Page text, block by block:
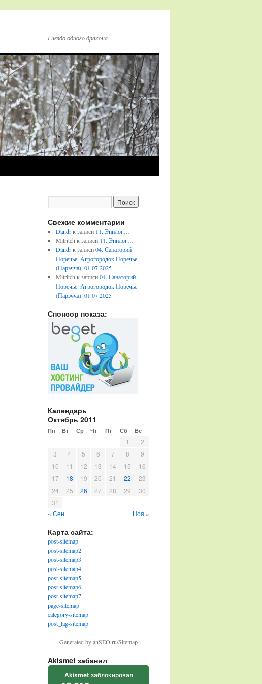
Гнездо одного дракона
Свежие комментарии
Dandrк записи 11. Эпилог…
Mitritch к записи 11. Эпилог…
Dandrк записи04. Санаторий
Поречье. Агрогородок Поречье
(Парэчча). 01.07.2025
Mitritch к записи04. Санаторий
Поречье. Агрогородок Поречье
(Парэчча). 01.07.2025
Спонсор показа:
Календарь
Октябрь 2011
Пн Вт Ср Чт Пт Сб Вс
1
2
3
4 5 6 7 8
9
10
11 12 13 14 15
16
17
18 19 20 21 22
23
24
25 26 27 28 29
30
31
« Сен
Ноя »
Карта сайта:
post-sitemap
post-sitemap2
post-sitemap3
post-sitemap4
post-sitemap5
post-sitemap6
post-sitemap7
page-sitemap
category-sitemap
post_tag-sitemap
Generated by anSEO.ru/Sitemap
Akismet забанил
Akismet заблокировал